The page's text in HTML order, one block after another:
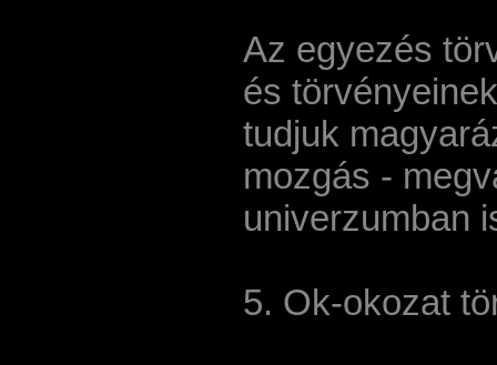
Az egyezés
és
tudjuk
mozgás -
univerzumban
5. Ok-okozat